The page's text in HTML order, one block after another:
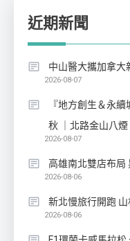
近期新聞
中山醫大攜加拿大
2026-08-07
『地方創生＆永
秋 ｜北路金山八煙
2026-08-07
高雄南北雙店布局
2026-08-06
新北慢旅行開跑
2026-08-06